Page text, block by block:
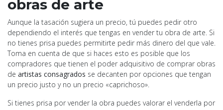
obras de arte
Aunque la tasación sugiera un precio, tú puedes pedir otro
dependiendo el interés que tengas en vender tu obra de arte. Si
no tienes prisa puedes permitirte pedir más dinero del que vale.
Toma en cuenta de que si haces esto es posible que los
compradores que tienen el poder adquisitivo de comprar obras
de artistas consagrados se decanten por opciones que tengan
un precio justo y no un precio «caprichoso».
Si tienes prisa por vender la obra puedes valorar el venderla por